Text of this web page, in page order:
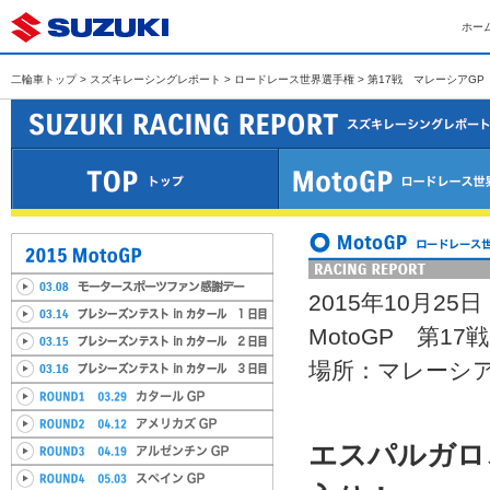
ホー
二輪車トップ> スズキレーシングレポート > ロードレース世界選手権 > 第17戦 マレーシアGP
2015年10月25日
MotoGP 第17
場所：マレーシ
エスパルガ